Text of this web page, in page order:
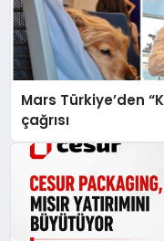
Mars Türkiye’den
çağrısı